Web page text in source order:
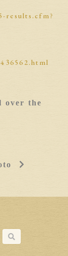
results.cfm?
over the